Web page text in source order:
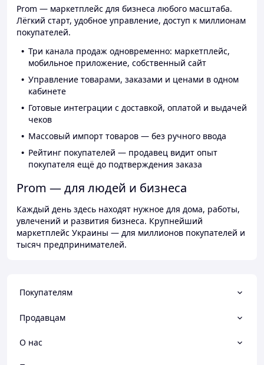
Prom — маркетплейс для бизнеса любого масштаба.
Лёгкий старт, удобное управление, доступ к миллионам
покупателей.
Три канала продаж одновременно: маркетплейс,
мобильное приложение, собственный сайт
Управление товарами, заказами и ценами в одном
кабинете
Готовые интеграции с доставкой, оплатой и выдачей
чеков
Массовый импорт товаров — без ручного ввода
Рейтинг покупателей — продавец видит опыт
покупателя ещё до подтверждения заказа
Prom — для людей и бизнеса
Каждый день здесь находят нужное для дома, работы,
увлечений и развития бизнеса. Крупнейший
маркетплейс Украины — для миллионов покупателей и
тысяч предпринимателей.
Покупателям
Продавцам
О нас